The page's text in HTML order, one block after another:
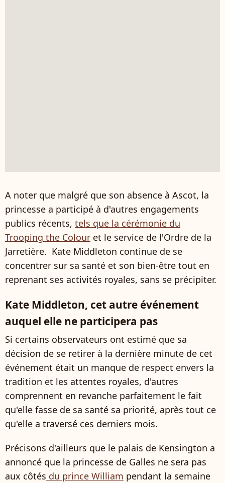
A noter que malgré que son absence à Ascot, la
princesse a participé à d'autres engagements
publics récents, tels que la cérémonie du
Trooping the Colour et le service de l'Ordre de la
Jarretière. Kate Middleton continue de se
concentrer sur sa santé et son bien-être tout en
reprenant ses activités royales, sans se précipiter.
Kate Middleton, cet autre événement
auquel elle ne participera pas
Si certains observateurs ont estimé que sa
décision de se retirer à la dernière minute de cet
événement était un manque de respect envers la
tradition et les attentes royales, d'autres
comprennent en revanche parfaitement le fait
qu'elle fasse de sa santé sa priorité, après tout ce
qu'elle a traversé ces derniers mois.
Précisons d'ailleurs que le palais de Kensington a
annoncé que la princesse de Galles ne sera pas
aux côtés du prince William pendant la semaine